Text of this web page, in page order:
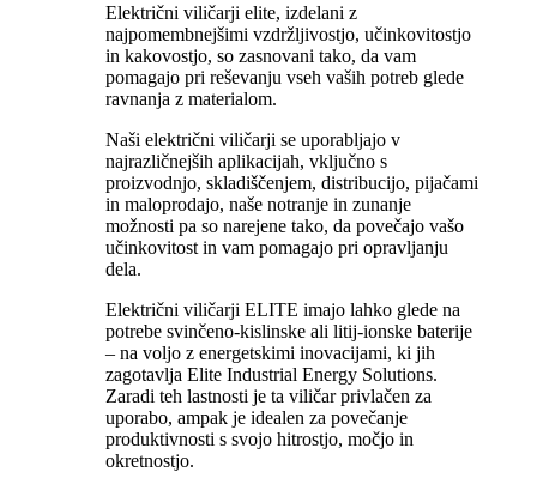
Električni viličarji elite, izdelani z
najpomembnejšimi vzdržljivostjo, učinkovitostjo
in kakovostjo, so zasnovani tako, da vam
pomagajo pri reševanju vseh vaših potreb glede
ravnanja z materialom.
Naši električni viličarji se uporabljajo v
najrazličnejših aplikacijah, vključno s
proizvodnjo, skladiščenjem, distribucijo, pijačami
in maloprodajo, naše notranje in zunanje
možnosti pa so narejene tako, da povečajo vašo
učinkovitost in vam pomagajo pri opravljanju
dela.
Električni viličarji ELITE imajo lahko glede na
potrebe svinčeno-kislinske ali litij-ionske baterije
– na voljo z energetskimi inovacijami, ki jih
zagotavlja Elite Industrial Energy Solutions.
Zaradi teh lastnosti je ta viličar privlačen za
uporabo, ampak je idealen za povečanje
produktivnosti s svojo hitrostjo, močjo in
okretnostjo.